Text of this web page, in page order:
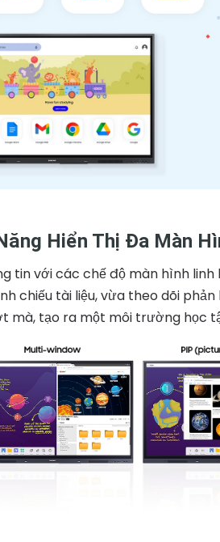
Hiển Thị Đa Màn
tin với các chế độ màn hình
chiếu tài liệu, vừa theo dõi phản
tạo ra một môi trường học